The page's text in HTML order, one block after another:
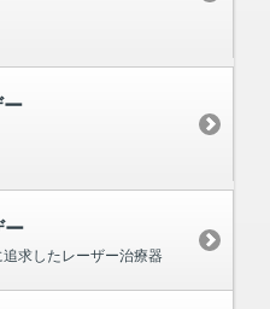
ー
ー
求したレーザー治療器